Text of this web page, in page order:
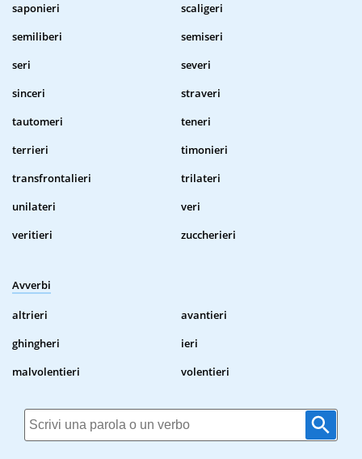
saponieri
scaligeri
semiliberi
semiseri
seri
severi
sinceri
straveri
tautomeri
teneri
terrieri
timonieri
transfrontalieri
trilateri
unilateri
veri
veritieri
zuccherieri
Avverbi
altrieri
avantieri
ghingheri
ieri
malvolentieri
volentieri